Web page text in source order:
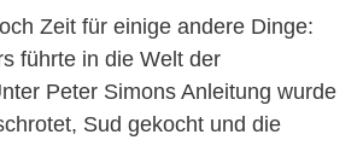
Zeit für einige andere Dinge:
führte in die Welt der
Peter Simons Anleitung wurde
Sud gekocht und die